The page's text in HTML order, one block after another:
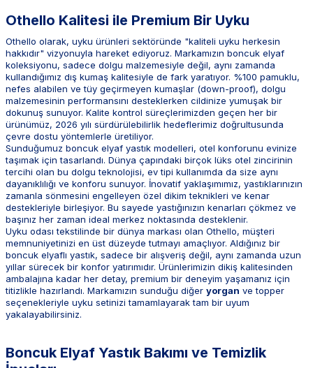
Othello Kalitesi ile Premium Bir Uyku
Othello olarak, uyku ürünleri sektöründe "kaliteli uyku herkesin
hakkıdır" vizyonuyla hareket ediyoruz. Markamızın boncuk elyaf
koleksiyonu, sadece dolgu malzemesiyle değil, aynı zamanda
kullandığımız dış kumaş kalitesiyle de fark yaratıyor. %100 pamuklu,
nefes alabilen ve tüy geçirmeyen kumaşlar (down-proof), dolgu
malzemesinin performansını desteklerken cildinize yumuşak bir
dokunuş sunuyor. Kalite kontrol süreçlerimizden geçen her bir
ürünümüz, 2026 yılı sürdürülebilirlik hedeflerimiz doğrultusunda
çevre dostu yöntemlerle üretiliyor.
Sunduğumuz boncuk elyaf yastık modelleri, otel konforunu evinize
taşımak için tasarlandı. Dünya çapındaki birçok lüks otel zincirinin
tercihi olan bu dolgu teknolojisi, ev tipi kullanımda da size aynı
dayanıklılığı ve konforu sunuyor. İnovatif yaklaşımımız, yastıklarınızın
zamanla sönmesini engelleyen özel dikim teknikleri ve kenar
destekleriyle birleşiyor. Bu sayede yastığınızın kenarları çökmez ve
başınız her zaman ideal merkez noktasında desteklenir.
Uyku odası tekstilinde bir dünya markası olan Othello, müşteri
memnuniyetinizi en üst düzeyde tutmayı amaçlıyor. Aldığınız bir
boncuk elyaflı yastık, sadece bir alışveriş değil, aynı zamanda uzun
yıllar sürecek bir konfor yatırımıdır. Ürünlerimizin dikiş kalitesinden
ambalajına kadar her detay, premium bir deneyim yaşamanız için
titizlikle hazırlandı. Markamızın sunduğu diğer yorgan ve topper
seçenekleriyle uyku setinizi tamamlayarak tam bir uyum
yakalayabilirsiniz.
Boncuk Elyaf Yastık Bakımı ve Temizlik